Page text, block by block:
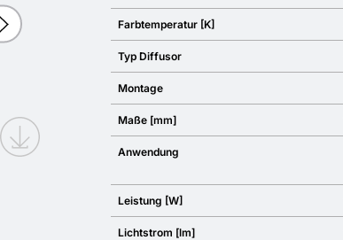
Farbtemperatur [K]
Typ Diffusor
Montage
Maße [mm]
Anwendung
Leistung [W]
Lichtstrom [lm]